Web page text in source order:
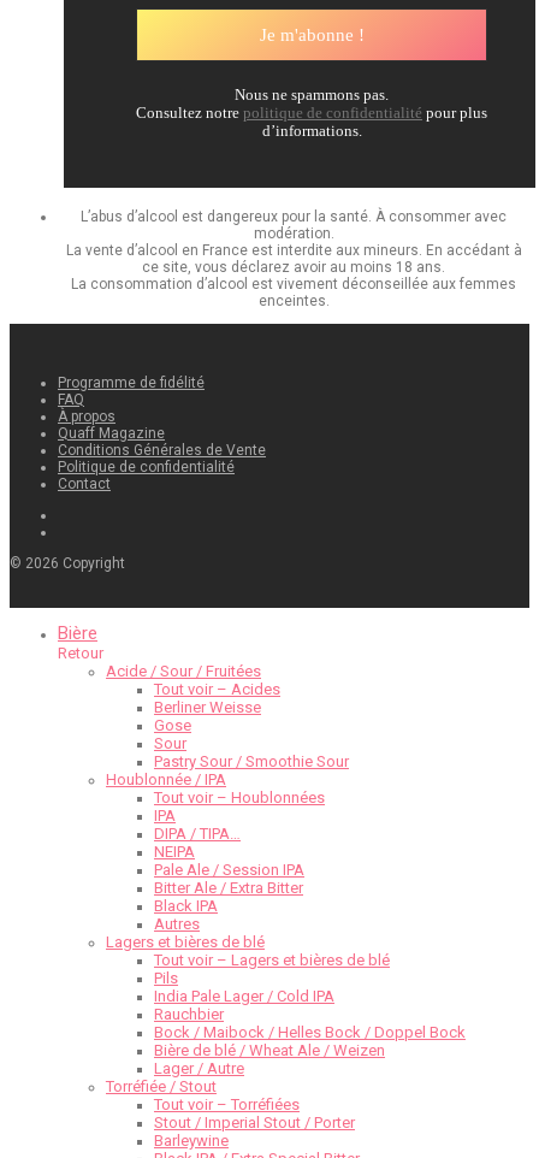
Nous ne spammons pas.
Consultez notre politique de confidentialité pour plus
d’informations.
L’abus d’alcool est dangereux pour la santé. À consommer avec
modération.
La vente d’alcool en France est interdite aux mineurs. En accédant à
ce site, vous déclarez avoir au moins 18 ans.
La consommation d’alcool est vivement déconseillée aux femmes
enceintes.
Programme de fidélité
FAQ
À propos
Quaff Magazine
Conditions Générales de Vente
Politique de confidentialité
Contact
© 2026 Copyright
Bière
Retour
Acide / Sour / Fruitées
Tout voir – Acides
Berliner Weisse
Gose
Sour
Pastry Sour / Smoothie Sour
Houblonnée / IPA
Tout voir – Houblonnées
IPA
DIPA / TIPA…
NEIPA
Pale Ale / Session IPA
Bitter Ale / Extra Bitter
Black IPA
Autres
Lagers et bières de blé
Tout voir – Lagers et bières de blé
Pils
India Pale Lager / Cold IPA
Rauchbier
Bock / Maibock / Helles Bock / Doppel Bock
Bière de blé / Wheat Ale / Weizen
Lager / Autre
Torréfiée / Stout
Tout voir – Torréfiées
Stout / Imperial Stout / Porter
Barleywine